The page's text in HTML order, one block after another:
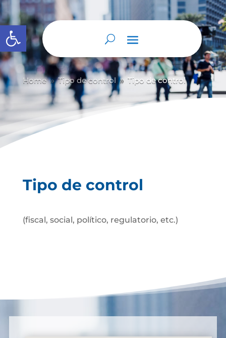
Abrir barra de herramientas
Home 9 Tipo de control 9 Tipo de control
Tipo de control
(fiscal, social, político, regulatorio, etc.)